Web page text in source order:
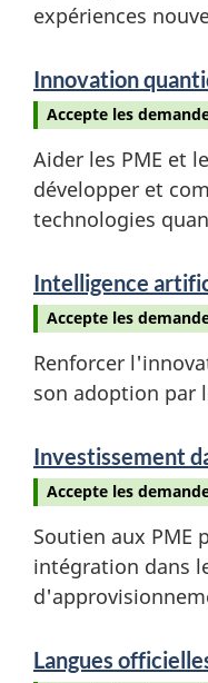
expériences
Innovation
Accepte les
Aider les PME et
développer et
technologies
Intelligence
Accepte les
Renforcer
son adoption par
Investissement
Accepte les
Soutien aux PME
intégration dans
Langues